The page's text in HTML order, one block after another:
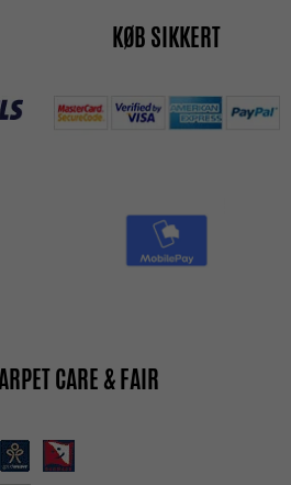
KØB SIKKERT
CARE & FAIR